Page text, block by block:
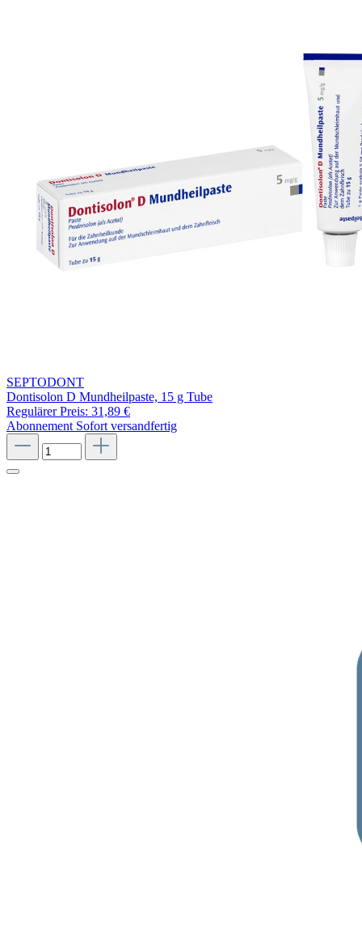
SEPTODONT
Dontisolon D Mundheilpaste, 15 g Tube
Regulärer Preis: 31,89 €
Abonnement Sofort versandfertig